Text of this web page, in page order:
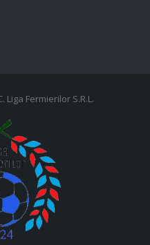
Fermierilor S.R.L.